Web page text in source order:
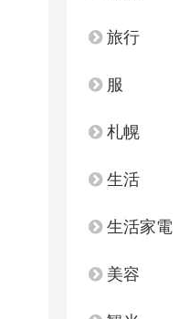
旅行
服
札幌
生活
生活家電
美容